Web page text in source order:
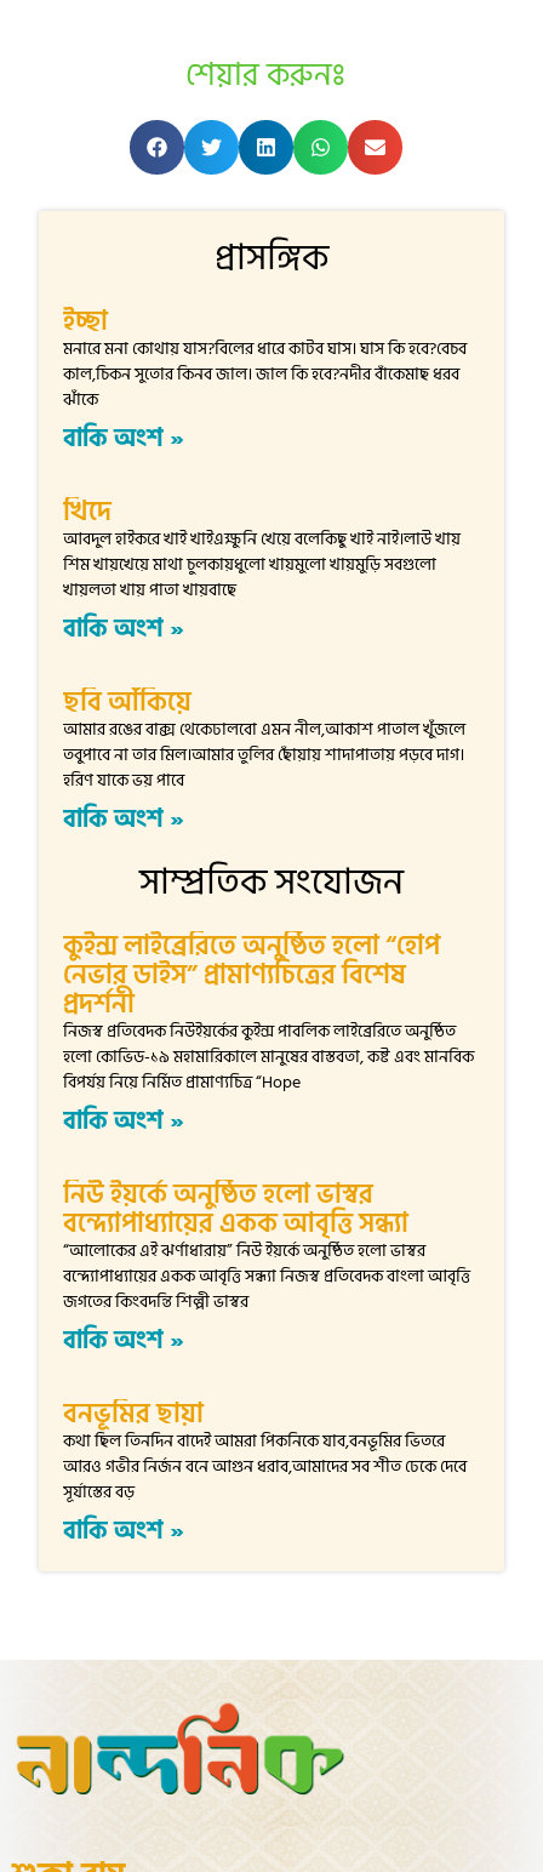
শেয়ার করুনঃ
প্রাসঙ্গিক
ইচ্ছা
মনারে মনা কোথায় যাস?বিলের ধারে কাটব ঘাস। ঘাস কি হবে?বেচব
কাল,চিকন সুতোর কিনব জাল। জাল কি হবে?নদীর বাঁকেমাছ ধরব
ঝাঁকে
বাকি অংশ »
খিদে
আবদুল হাইকরে খাই খাইএক্ষুনি খেয়ে বলেকিছু খাই নাই।লাউ খায়
শিম খায়খেয়ে মাথা চুলকায়ধুলো খায়মুলো খায়মুড়ি সবগুলো
খায়লতা খায় পাতা খায়বাছে
বাকি অংশ »
ছবি আঁকিয়ে
আমার রঙের বাক্স থেকেঢালবো এমন নীল,আকাশ পাতাল খুঁজলে
তবুপাবে না তার মিল।আমার তুলির ছোঁয়ায় শাদাপাতায় পড়বে দাগ।
হরিণ যাকে ভয় পাবে
বাকি অংশ »
সাম্প্রতিক সংযোজন
কুইন্স লাইব্রেরিতে অনুষ্ঠিত হলো “হোপ
নেভার ডাইস” প্রামাণ্যচিত্রের বিশেষ
প্রদর্শনী
নিজস্ব প্রতিবেদক নিউইয়র্কের কুইন্স পাবলিক লাইব্রেরিতে অনুষ্ঠিত
হলো কোভিড-১৯ মহামারিকালে মানুষের বাস্তবতা, কষ্ট এবং মানবিক
বিপর্যয় নিয়ে নির্মিত প্রামাণ্যচিত্র “Hope
বাকি অংশ »
নিউ ইয়র্কে অনুষ্ঠিত হলো ভাস্বর
বন্দ্যোপাধ্যায়ের একক আবৃত্তি সন্ধ্যা
“আলোকের এই ঝর্ণাধারায়” নিউ ইয়র্কে অনুষ্ঠিত হলো ভাস্বর
বন্দ্যোপাধ্যায়ের একক আবৃত্তি সন্ধ্যা নিজস্ব প্রতিবেদক বাংলা আবৃত্তি
জগতের কিংবদন্তি শিল্পী ভাস্বর
বাকি অংশ »
বনভূমির ছায়া
কথা ছিল তিনদিন বাদেই আমরা পিকনিকে যাব,বনভূমির ভিতরে
আরও গভীর নির্জন বনে আগুন ধরাব,আমাদের সব শীত ঢেকে দেবে
সূর্যাস্তের বড়
বাকি অংশ »